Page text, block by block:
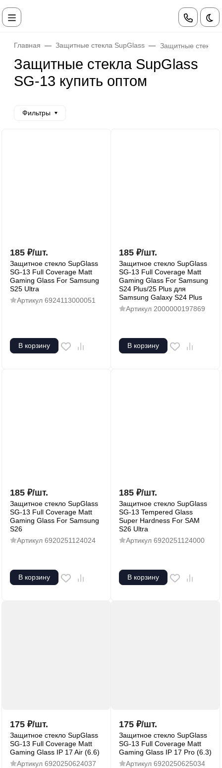
Главная Защитные стекла SupGlass Защитные стекла
Защитные стекла SupGlass
SG-13 купить оптом
Фильтры
185 ₽/шт.
Защитное стекло SupGlass
SG-13 Full Coverage Matt
Gaming Glass For Samsung
S25 Ultra
Артикул 6924113000051
В корзину
185 ₽/шт.
Защитное стекло SupGlass
SG-13 Full Coverage Matt
Gaming Glass For Samsung
S24 Plus/25 Plus для
Samsung Galaxy S24 Plus
Артикул 2000000197869
В корзину
185 ₽/шт.
Защитное стекло SupGlass
SG-13 Full Coverage Matt
Gaming Glass For Samsung
S26
Артикул 6920251124024
В корзину
185 ₽/шт.
Защитное стекло SupGlass
SG-13 Tempered Glass
Super Hardness For SAM
S26 Ultra
Артикул 6920251124000
В корзину
175 ₽/шт.
Защитное стекло SupGlass
SG-13 Full Coverage Matt
Gaming Glass IP 17 Air (6.6)
Артикул 6920250624037
175 ₽/шт.
Защитное стекло SupGlass
SG-13 Full Coverage Matt
Gaming Glass IP 17 Pro (6.3)
Артикул 6920250625034